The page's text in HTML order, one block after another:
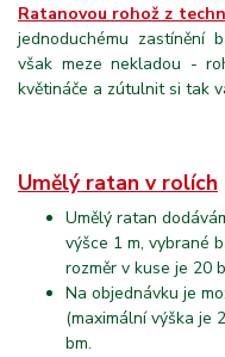
Ratanovou rohož z
jednoduchému zastínění
však meze nekladou -
květináče a zútulnit si tak
Umělý ratan v rolích
Umělý ratan
výšce 1 m, vybrané
rozměr v kuse je 20
Na objednávku je
(maximální výška je
bm.